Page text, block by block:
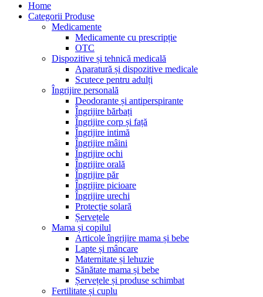
Home
Categorii Produse
Medicamente
Medicamente cu prescripție
OTC
Dispozitive și tehnică medicală
Aparatură și dispozitive medicale
Scutece pentru adulți
Îngrijire personală
Deodorante și antiperspirante
Îngrijire bărbați
Îngrijire corp și față
Îngrijire intimă
Îngrijire mâini
Îngrijire ochi
Îngrijire orală
Îngrijire păr
Îngrijire picioare
Îngrijire urechi
Protecție solară
Șervețele
Mama și copilul
Articole îngrijire mama și bebe
Lapte și mâncare
Maternitate și lehuzie
Sănătate mama și bebe
Șervețele și produse schimbat
Fertilitate și cuplu